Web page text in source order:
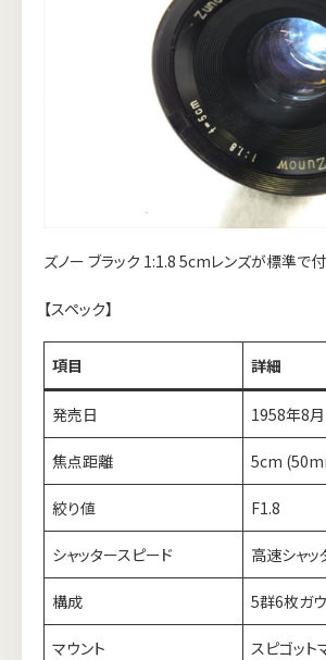
ズノー ブラック 1:1.8 5cmレンズが標準で付
【スペック】
項目 詳細
発売日 1958年8月
焦点距離 5cm
絞り値 F1.8
シャッタースピード 高速シャッ
構成 5群6枚ガ
マウント スピゴット